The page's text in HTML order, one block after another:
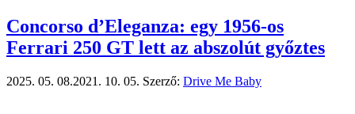
Concorso d’Eleganza: egy 1956-os
Ferrari 250 GT lett az abszolút győztes
2025. 05. 08.2021. 10. 05. Szerző: Drive Me Baby